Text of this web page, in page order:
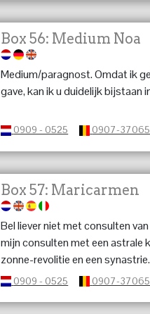
zakelijk advies. Ook is contact
Al 30 jaar ervaring – niets is gek.
Box 56: Medium Noa
Medium/paragnost. Omdat ik
gave, kan ik u duidelijk bijstaan
0909 - 0525 0907-37065
Box 57: Maricarmen
Bel liever niet met consulten
mijn consulten met een astrale
zonne-revolitie en een
vrienden) kunnen we
situatie te krijgen. Ik beschouw
0909 - 0525 0907-37065